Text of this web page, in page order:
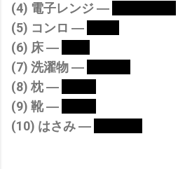
(4) 電子レンジ ―
(5) コンロ ―
(6) 床 ―
(7) 洗濯物 ―
(8) 枕 ―
(9) 靴 ―
(10) はさみ ―